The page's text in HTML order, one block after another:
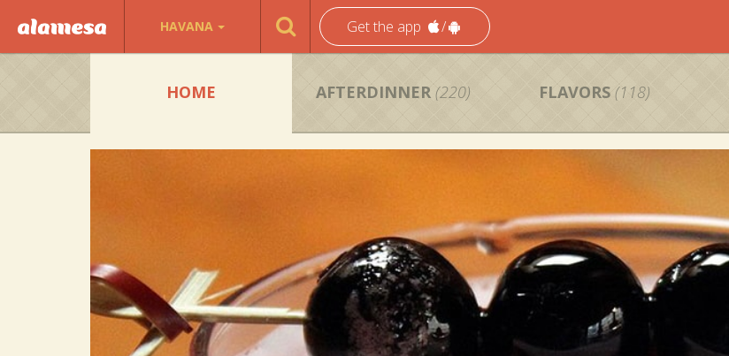
HAVANA Get the app /
HOME AFTERDINNER (220) FLAVORS (118)